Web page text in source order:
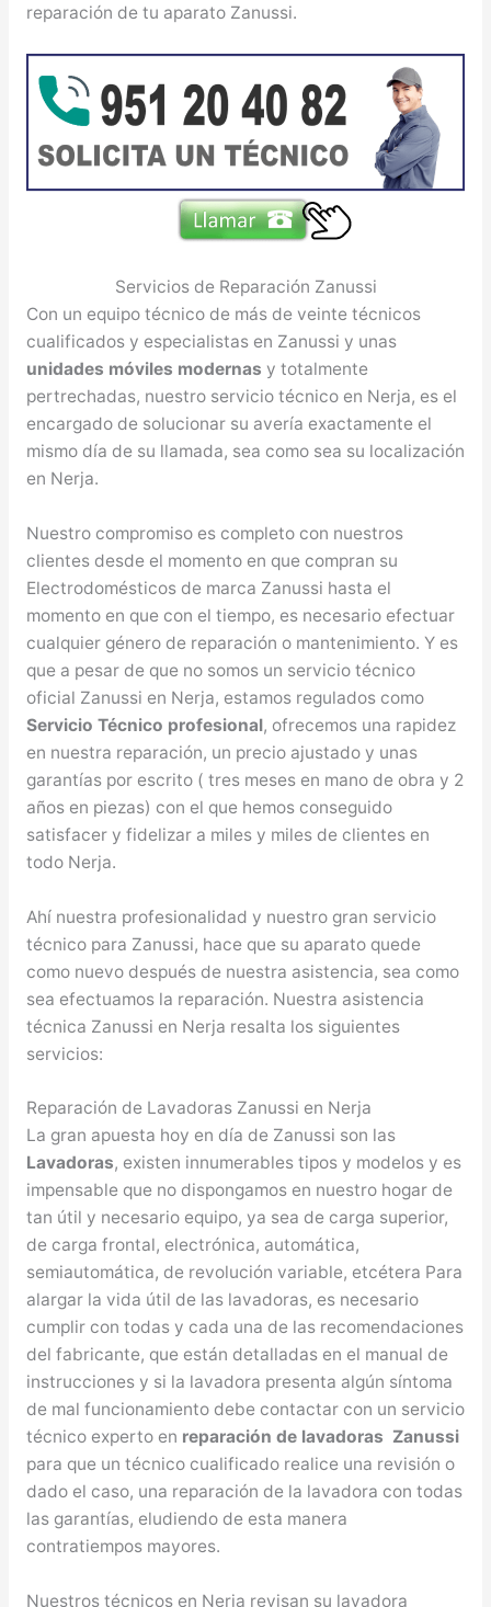
reparación de tu aparato Zanussi.
Servicios de Reparación Zanussi
Con un equipo técnico de más de veinte técnicos
cualificados y especialistas en Zanussi y unas
unidades móviles modernas y totalmente
pertrechadas, nuestro servicio técnico en Nerja, es el
encargado de solucionar su avería exactamente el
mismo día de su llamada, sea como sea su localización
en Nerja.
Nuestro compromiso es completo con nuestros
clientes desde el momento en que compran su
Electrodomésticos de marca Zanussi hasta el
momento en que con el tiempo, es necesario efectuar
cualquier género de reparación o mantenimiento. Y es
que a pesar de que no somos un servicio técnico
oficial Zanussi en Nerja, estamos regulados como
Servicio Técnico profesional, ofrecemos una rapidez
en nuestra reparación, un precio ajustado y unas
garantías por escrito ( tres meses en mano de obra y 2
años en piezas) con el que hemos conseguido
satisfacer y fidelizar a miles y miles de clientes en
todo Nerja.
Ahí nuestra profesionalidad y nuestro gran servicio
técnico para Zanussi, hace que su aparato quede
como nuevo después de nuestra asistencia, sea como
sea efectuamos la reparación. Nuestra asistencia
técnica Zanussi en Nerja resalta los siguientes
servicios:
Reparación de Lavadoras Zanussi en Nerja
La gran apuesta hoy en día de Zanussi son las
Lavadoras, existen innumerables tipos y modelos y es
impensable que no dispongamos en nuestro hogar de
tan útil y necesario equipo, ya sea de carga superior,
de carga frontal, electrónica, automática,
semiautomática, de revolución variable, etcétera Para
alargar la vida útil de las lavadoras, es necesario
cumplir con todas y cada una de las recomendaciones
del fabricante, que están detalladas en el manual de
instrucciones y si la lavadora presenta algún síntoma
de mal funcionamiento debe contactar con un servicio
técnico experto en reparación de lavadoras Zanussi
para que un técnico cualificado realice una revisión o
dado el caso, una reparación de la lavadora con todas
las garantías, eludiendo de esta manera
contratiempos mayores.
Nuestros técnicos en Nerja revisan su lavadora